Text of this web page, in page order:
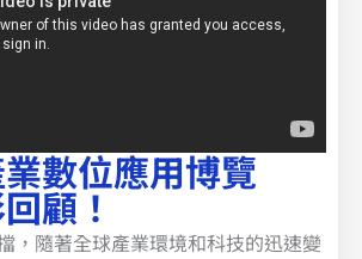
數位應用博覽
顧！
，隨著全球產業環境和科技的迅速變